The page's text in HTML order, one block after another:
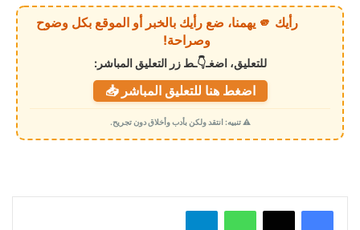
ي
م
ي
رأيك 🫵 يهمنا، ضع رأيك بالخبر أو الموقع بكل وضوح
وصراحة!
للتعليق، اضغـ👇ـط زر التعليق المباشر:
اضغط هنا للتعليق المباشر 📥
⚠️ تنبيه: انتقد ولكن بأدب وأخلاق دون تجريح.
واتساب